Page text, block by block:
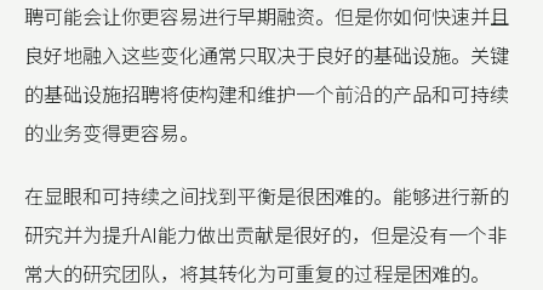
聘可能会让你更容易进行早期融资。但是你如何快速并且
良好地融入这些变化通常只取决于良好的基础设施。关键
的基础设施招聘将使构建和维护一个前沿的产品和可持续
的业务变得更容易。
在显眼和可持续之间找到平衡是很困难的。能够进行新的
研究并为提升AI能力做出贡献是很好的，但是没有一个非
常大的研究团队，将其转化为可重复的过程是困难的。